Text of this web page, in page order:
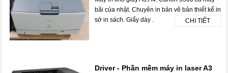
bãi của nhật. Chuyên in bản vẽ bản thiết kế.in
sớ in sách. Giấy dày .
CHI TIẾT
Driver - Phần mềm máy in laser A3